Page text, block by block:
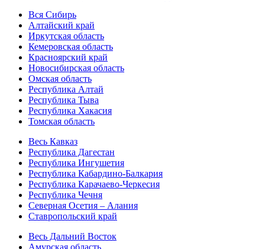
Вся Сибирь
Алтайский край
Иркутская область
Кемеровская область
Красноярский край
Новосибирская область
Омская область
Республика Алтай
Республика Тыва
Республика Хакасия
Томская область
Весь Кавказ
Республика Дагестан
Республика Ингушетия
Республика Кабардино-Балкария
Республика Карачаево-Черкесия
Республика Чечня
Северная Осетия – Алания
Ставропольский край
Весь Дальний Восток
Амурская область